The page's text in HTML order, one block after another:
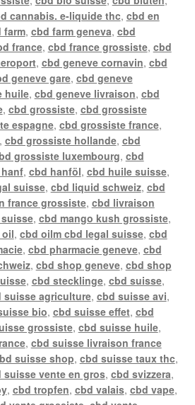
cannabis. e-liquide thc, cbd en
farm, cbd farm geneva, cbd
france, cbd france grossiste, cbd
, cbd geneve cornavin, cbd
geneve gare, cbd geneve
huile, cbd geneve livraison, cbd
, cbd grossiste, cbd grossiste
espagne, cbd grossiste france,
cbd grossiste hollande, cbd
grossiste luxembourg, cbd
, cbd hanföl, cbd huile suisse,
suisse, cbd liquid schweiz, cbd
france grossiste, cbd livraison
, cbd mango kush grossiste,
, cbd oilm cbd legal suisse, cbd
, cbd pharmacie geneve, cbd
, cbd shop geneve, cbd shop
, cbd stecklinge, cbd suisse,
suisse agriculture, cbd suisse avi,
bio, cbd suisse effet, cbd
grossiste, cbd suisse huile,
, cbd suisse livraison france
suisse shop, cbd suisse taux thc,
suisse vente en gros, cbd svizzera,
, cbd tropfen, cbd valais, cbd vape,